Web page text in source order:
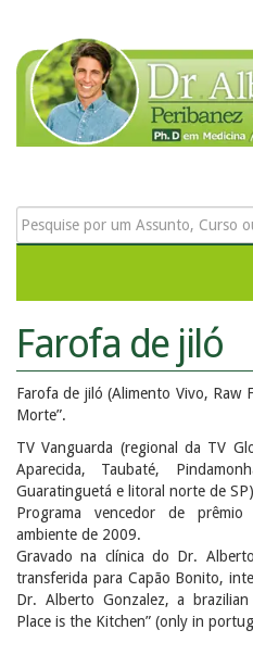
Farofa de jiló
Farofa de jiló (Alimento Vivo, Raw
Morte”.
TV Vanguarda (regional da TV
Aparecida, Taubaté,
Guaratinguetá e litoral norte de
Programa vencedor de
ambiente de 2009.
Gravado na clínica do Dr.
transferida para Capão Bonito,
Dr. Alberto Gonzalez, a
Place is the Kitchen” (only in